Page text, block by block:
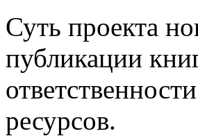
Суть проекта
публикации
ресурсов.